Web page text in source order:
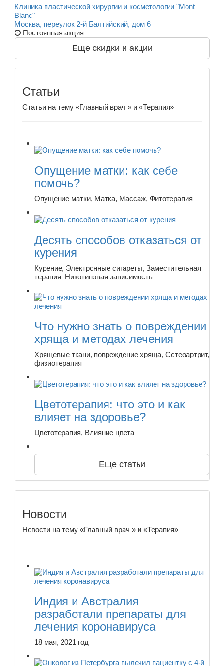
Клиника пластической хирургии и косметологии "Mont
Blanc"
Москва, переулок 2-й Балтийский, дом 6
Постоянная акция
Еще скидки и акции
Статьи
Статьи на тему «Главный врач » и «Терапия»
Опущение матки: как себе
помочь?
Опущение матки, Матка, Массаж, Фитотерапия
Десять способов отказаться от
курения
Курение, Электронные сигареты, Заместительная
терапия, Никотиновая зависимость
Что нужно знать о повреждении
хряща и методах лечения
Хрящевые ткани, повреждение хряща, Остеоартрит,
физиотерапия
Цветотерапия: что это и как
влияет на здоровье?
Цветотерапия, Влияние цвета
Еще статьи
Новости
Новости на тему «Главный врач » и «Терапия»
Индия и Австралия
разработали препараты для
лечения коронавируса
18 мая, 2021 год